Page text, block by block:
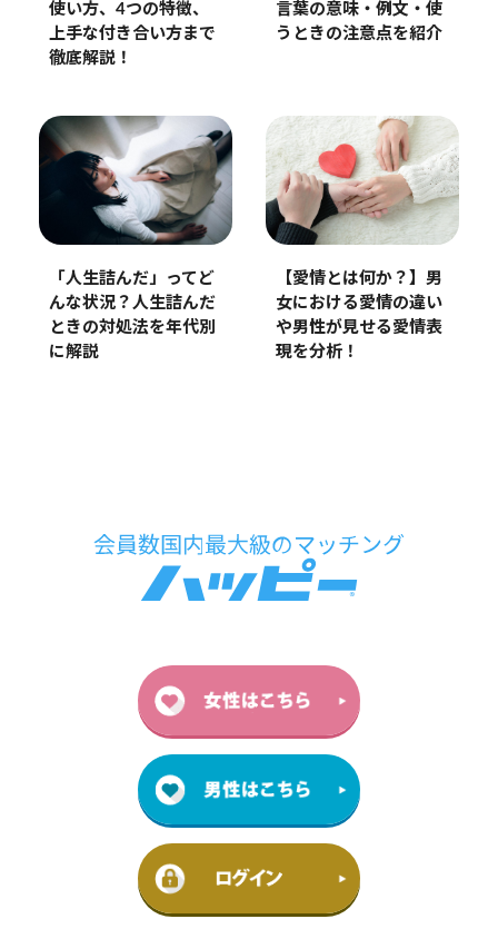
使い方、4つの特徴、
上手な付き合い方まで
徹底解説！
言葉の意味・例文・使
うときの注意点を紹介
「人生詰んだ」ってど
んな状況？人生詰んだ
ときの対処法を年代別
に解説
【愛情とは何か？】男
女における愛情の違い
や男性が見せる愛情表
現を分析！